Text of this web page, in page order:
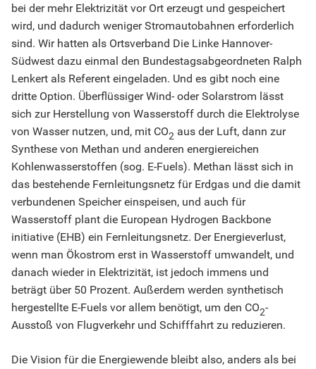
bei der mehr Elektrizität vor Ort erzeugt und gespeichert
wird, und dadurch weniger Stromautobahnen erforderlich
sind. Wir hatten als Ortsverband Die Linke Hannover-
Südwest dazu einmal den Bundestagsabgeordneten Ralph
Lenkert als Referent eingeladen. Und es gibt noch eine
dritte Option. Überflüssiger Wind- oder Solarstrom lässt
sich zur Herstellung von Wasserstoff durch die Elektrolyse
von Wasser nutzen, und, mit CO2 aus der Luft, dann zur
Synthese von Methan und anderen energiereichen
Kohlenwasserstoffen (sog. E-Fuels). Methan lässt sich in
das bestehende Fernleitungsnetz für Erdgas und die damit
verbundenen Speicher einspeisen, und auch für
Wasserstoff plant die European Hydrogen Backbone
initiative (EHB) ein Fernleitungsnetz. Der Energieverlust,
wenn man Ökostrom erst in Wasserstoff umwandelt, und
danach wieder in Elektrizität, ist jedoch immens und
beträgt über 50 Prozent. Außerdem werden synthetisch
hergestellte E-Fuels vor allem benötigt, um den CO2-
Ausstoß von Flugverkehr und Schifffahrt zu reduzieren.
Die Vision für die Energiewende bleibt also, anders als bei